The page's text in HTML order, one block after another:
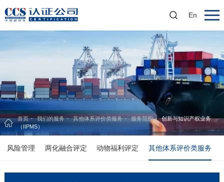
En
首页 我们的服务 其他体系评价类服务 服务范围
创新与知识产权业务
（IIPMS）
风险管理 两化融合评定 动物福利评定 其他体系评价类服务